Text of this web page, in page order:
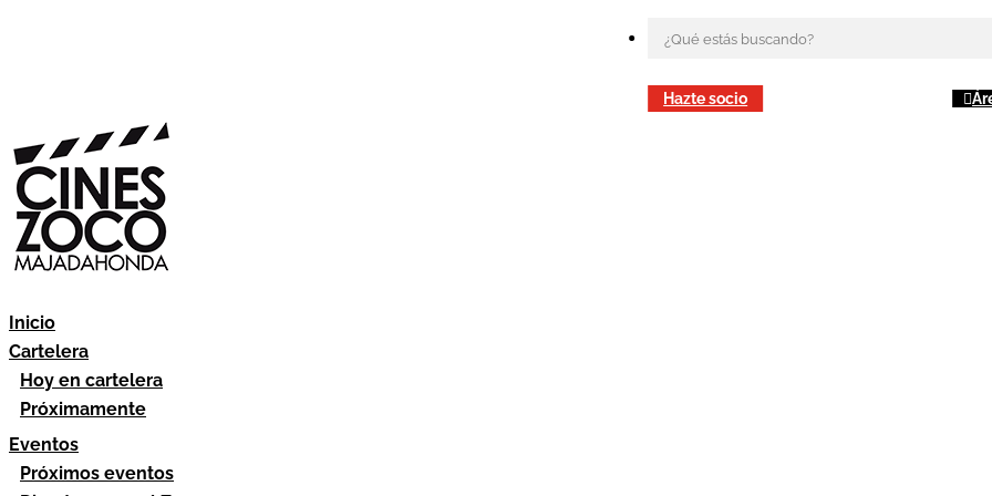
Hazte socio
Inicio
Cartelera
Hoy en cartelera
Próximamente
Eventos
Próximos eventos